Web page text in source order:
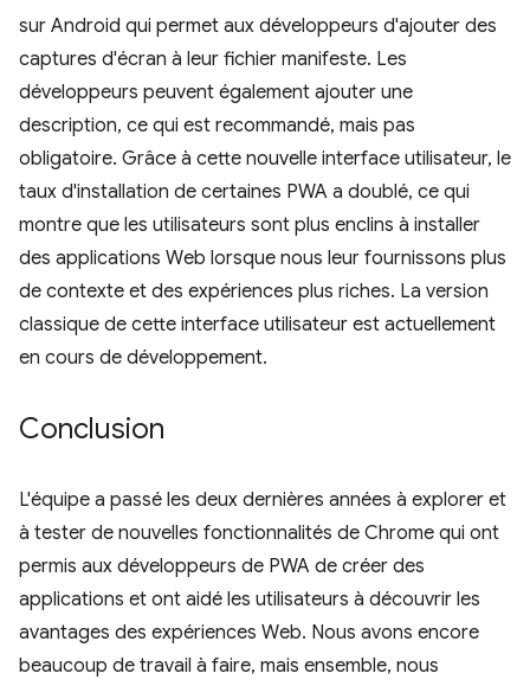
sur Android qui permet aux développeurs d'ajouter des
captures d'écran à leur fichier manifeste. Les
développeurs peuvent également ajouter une
description, ce qui est recommandé, mais pas
obligatoire. Grâce à cette nouvelle interface utilisateur, le
taux d'installation de certaines PWA a doublé, ce qui
montre que les utilisateurs sont plus enclins à installer
des applications Web lorsque nous leur fournissons plus
de contexte et des expériences plus riches. La version
classique de cette interface utilisateur est actuellement
en cours de développement.
Conclusion
L'équipe a passé les deux dernières années à explorer et
à tester de nouvelles fonctionnalités de Chrome qui ont
permis aux développeurs de PWA de créer des
applications et ont aidé les utilisateurs à découvrir les
avantages des expériences Web. Nous avons encore
beaucoup de travail à faire, mais ensemble, nous